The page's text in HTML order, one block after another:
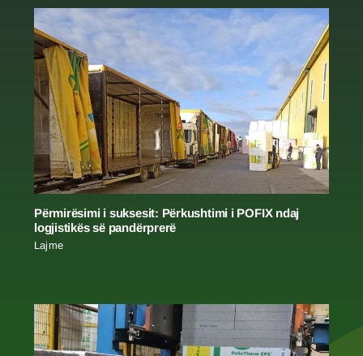
Përmirësimi i suksesit: Përkushtimi i POFIX ndaj
logjistikës së pandërprerë
Lajme